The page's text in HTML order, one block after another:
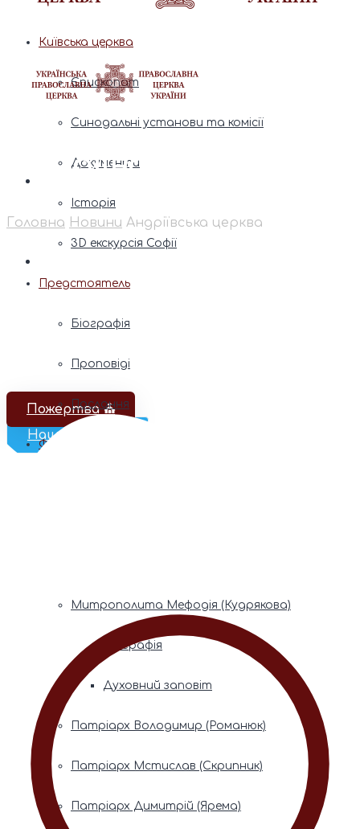
Наш Телеграм
Пожертва ⛪️
Київська церква
Єпископат
Синодальні установи та комісії
Документи
Історія
3D екскурсія Софії
Предстоятель
Біографія
Проповіді
Послання
Фонди пам’яті
Митрополита Мефодія (Кудрякова)
Біографія
Духовний заповіт
Патріарх Володимир (Романюк)
Патріарх Мстислав (Скрипник)
Патріарх Димитрій (Ярема)
Андріївська церква
Головна Новини Андріївська церква